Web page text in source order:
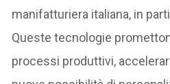
manifatturiera italiana, in
Queste tecnologie
processi produttivi,